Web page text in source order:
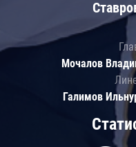
Мочалов
Галимов